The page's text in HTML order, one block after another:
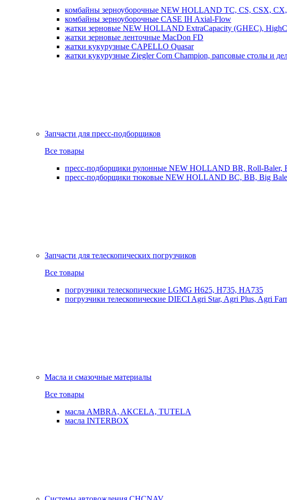
комбайны зерноуборочные NEW HOLLAND TC, CS, CSX,
комбайны зерноуборочные CASE IH Axial-Flow
жатки зерновые NEW HOLLAND ExtraCapacity (GHEC),
жатки зерновые ленточные MacDon FD
жатки кукурузные CAPELLO Quasar
жатки кукурузные Ziegler Corn Champion, рапсовые столы и
Запчасти для пресс-подборщиков
Все товары
пресс-подборщики рулонные NEW HOLLAND BR, Roll-Baler,
пресс-подборщики тюковые NEW HOLLAND BC, BB, Big
Запчасти для телескопических погрузчиков
Все товары
погрузчики телескопические LGMG H625, H735, HA735
погрузчики телескопические DIECI Agri Star, Agri Plus, Agri
Масла и смазочные материалы
Все товары
масла AMBRA, AKCELA, TUTELA
масла INTERBOX